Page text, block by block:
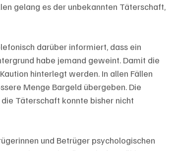
gelang es der unbekannten Täterschaft,
darüber informiert, dass ein
habe jemand geweint. Damit die
hinterlegt werden. In allen Fällen
Menge Bargeld übergeben. Die
Täterschaft konnte bisher nicht
und Betrüger psychologischen